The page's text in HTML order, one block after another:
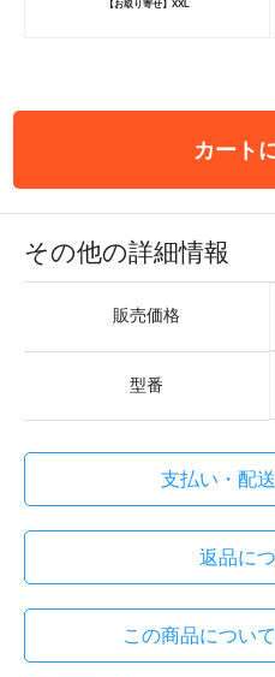
【お取り寄せ】XXL
カート
その他の詳細情報
販売価格
型番
支払い・配
返品に
この商品につい